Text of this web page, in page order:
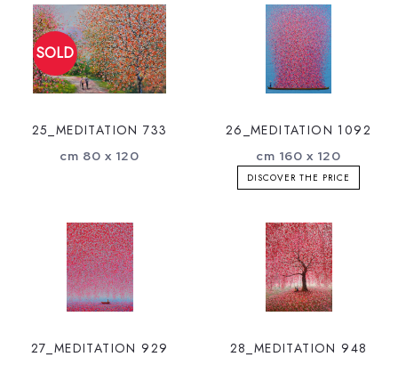
25_MEDITATION 733
cm 80 x 120
26_MEDITATION 1092
cm 160 x 120
DISCOVER THE PRICE
27_MEDITATION 929 28_MEDITATION 948